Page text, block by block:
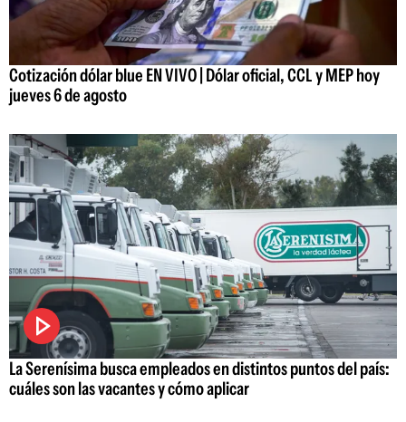
Cotización dólar blue EN VIVO | Dólar oficial, CCL y MEP hoy
jueves 6 de agosto
La Serenísima busca empleados en distintos puntos del país:
cuáles son las vacantes y cómo aplicar